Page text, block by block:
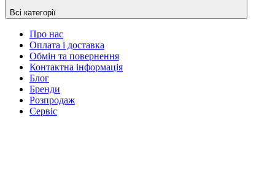
Всі категорії
Про нас
Оплата і доставка
Обмін та повернення
Контактна інформація
Блог
Бренди
Розпродаж
Сервіс